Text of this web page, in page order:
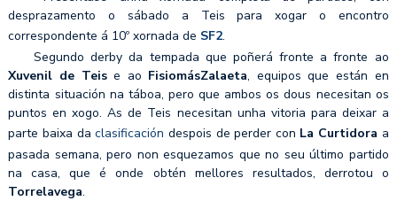
desprazamento o sábado a Teis para xogar o encontro
correspondente á 10º xornada de SF2.
Segundo derby da tempada que poñerá fronte a fronte ao
Xuvenil de Teise ao FisiomásZalaeta, equipos que están en
distinta situación na táboa, pero que ambos os dous necesitan os
puntos en xogo. As de Teis necesitan unha vitoria para deixar a
parte baixa daclasificación despois de perder con La Curtidora a
pasada semana, pero non esquezamos que no seu último partido
na casa, que é onde obtén mellores resultados, derrotou o
Torrelavega.